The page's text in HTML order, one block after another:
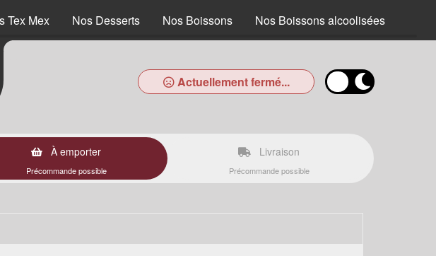
Tex Mex Nos Desserts Nos Boissons Nos Boissons alcoolisées
Actuellement fermé...
À emporter
Précommande possible
Livraison
Précommande possible